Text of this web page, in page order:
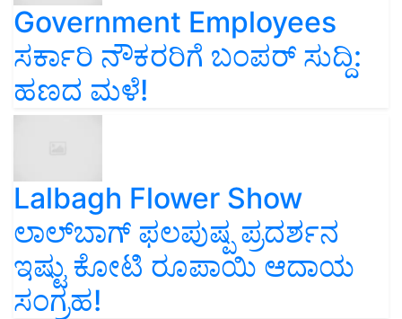
Government Employees
ಸರ್ಕಾರಿ ನೌಕರರಿಗೆ ಬಂಪರ್‌ ಸುದ್ದಿ:
ಹಣದ ಮಳೆ!
Lalbagh Flower Show
ಲಾಲ್‌ಬಾಗ್ ಫಲಪುಷ್ಪ ಪ್ರದರ್ಶನ
ಇಷ್ಟು ಕೋಟಿ ರೂಪಾಯಿ ಆದಾಯ
ಸಂಗ್ರಹ!